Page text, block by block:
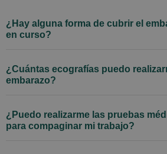
¿Hay alguna forma de cubrir el
en curso?
¿Cuántas ecografías puedo
embarazo?
¿Puedo realizarme las pruebas
para compaginar mi trabajo?